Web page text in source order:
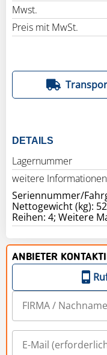
Mwst.
Preis mit MwSt.
DETAILS
Lagernummer
weitere Informationen
Seriennummer/
Nettogewicht (kg):
ANBIETER